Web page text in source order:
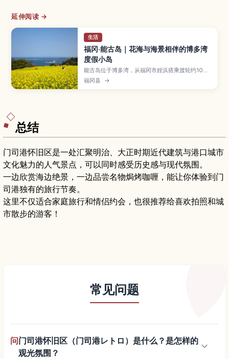
延伸阅读 →
生活
福冈·能古岛｜花海与海景相伴的博多湾
度假小岛
能古岛位于博多湾，从福冈市姪浜搭乘渡轮约10分
钟即可抵达，岛上以季节花海与悠闲海景闻名。文
章介绍能古岛花园的油菜花、向日葵、波斯菊等花
福冈县 →
总结
门司港怀旧区是一处汇聚明治、大正时期近代建筑与港口城市
文化魅力的人气景点，可以同时感受历史感与现代氛围。
一边欣赏海边绝景，一边品尝名物焗烤咖喱，能让你体验到门
司港独有的旅行节奏。
这里不仅适合家庭旅行和情侣约会，也很推荐给喜欢拍照和城
市散步的游客！
常见问题
问门司港怀旧区（门司港レトロ）是什么？是怎样的
观光氛围？
keyboard_arrow_down